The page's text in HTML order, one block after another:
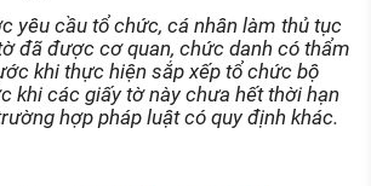
yêu cầu tổ chức, cá nhân làm thủ tục
đã được cơ quan, chức danh có thẩm
khi thực hiện sắp xếp tổ chức bộ
khi các giấy tờ này chưa hết thời hạn
hợp pháp luật có quy định khác.